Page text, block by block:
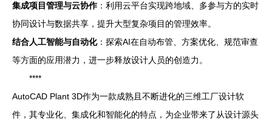
集成项目管理与云协作：利用云平台实现跨地域、多参与方的实时
协同设计与数据共享，提升大型复杂项目的管理效率。
结合人工智能与自动化：探索AI在自动布管、方案优化、规范审查
等方面的应用潜力，进一步释放设计人员的创造力。
****
AutoCAD Plant 3D作为一款成熟且不断进化的三维工厂设计软
件，其专业化、集成化和智能化的特点，为企业带来了从设计源头